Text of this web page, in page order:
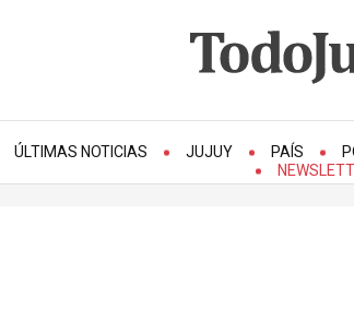
ÚLTIMAS NOTICIAS JUJUY PAÍS